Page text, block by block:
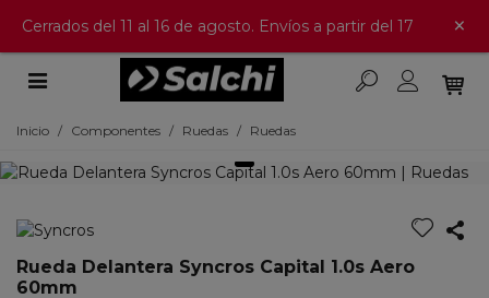
Cerrados del 11 al 16 de agosto. Envíos a partir del 17 ×
Inicio / Componentes / Ruedas / Ruedas
Rueda Delantera Syncros Capital 1.0s Aero
60mm